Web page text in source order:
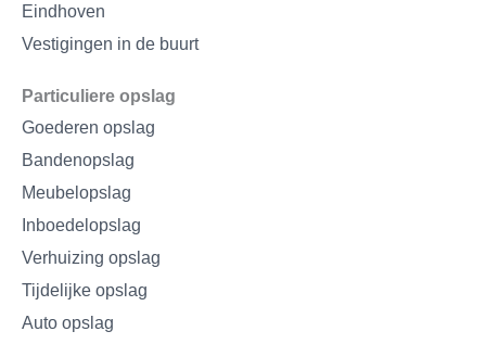
Eindhoven
Vestigingen in de buurt
Particuliere opslag
Goederen opslag
Bandenopslag
Meubelopslag
Inboedelopslag
Verhuizing opslag
Tijdelijke opslag
Auto opslag